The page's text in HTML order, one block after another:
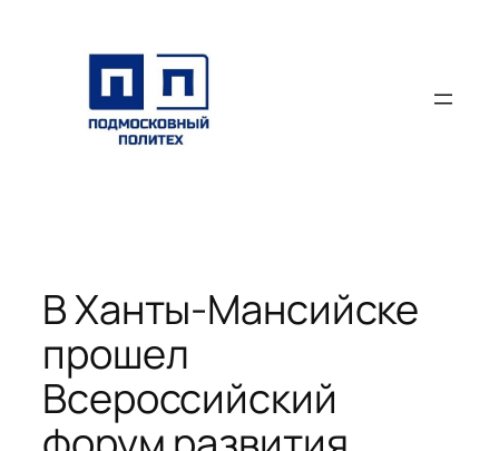
содержимому
В Ханты-Мансийске
прошел
Всероссийский